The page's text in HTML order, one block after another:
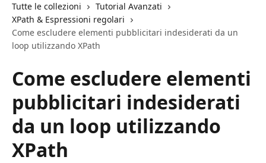
Tutte le collezioni
Tutorial Avanzati
XPath & Espressioni regolari
Come escludere elementi pubblicitari indesiderati da un
loop utilizzando XPath
Come escludere elementi
pubblicitari indesiderati
da un loop utilizzando
XPath